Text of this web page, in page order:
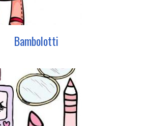
Bambolotti